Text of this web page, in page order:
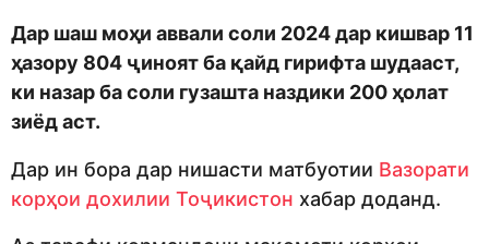
o
n
g
Дар шаш моҳи аввали соли 2024 дар кишвар 11
ҳазору 804 ҷиноят ба қайд гирифта шудааст,
ки назар ба соли гузашта наздики 200 ҳолат
зиёд аст.
Дар ин бора дар нишасти матбуотии Вазорати
корҳои дохилии Тоҷикистон хабар доданд.